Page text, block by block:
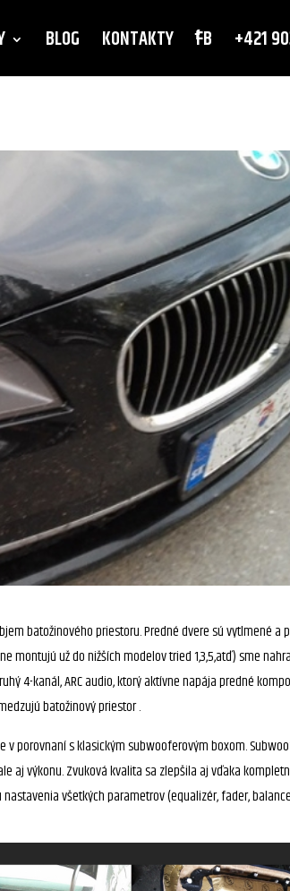
BLOG KONTAKTY FB +421
batožinového priestoru. Predné dvere sú vytlmené a
už do nižších modelov tried 1,3,5,atď) sme
4-kanál, ARC audio, ktorý aktívne napája predné
batožinový priestor .
porovnaní s klasickým subwooferovým boxom.
aj výkonu. Zvuková kvalita sa zlepšila aj vďaka
všetkých parametrov (equalizér, fader,